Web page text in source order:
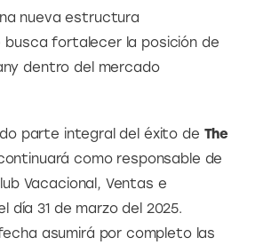
nueva estructura
busca fortalecer la posición de
dentro del mercado
parte integral del éxito de The
como responsable de
Vacacional, Ventas e
día 31 de marzo del 2025.
asumirá por completo las